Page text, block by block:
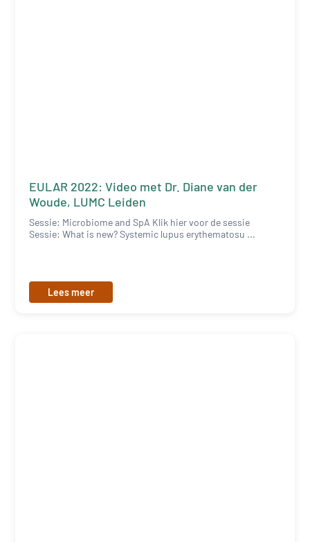
EULAR 2022: Video met Dr. Diane van der
Woude, LUMC Leiden
Sessie: Microbiome and SpA Klik hier voor de sessie
Sessie: What is new? Systemic lupus erythematosu ...
Lees meer